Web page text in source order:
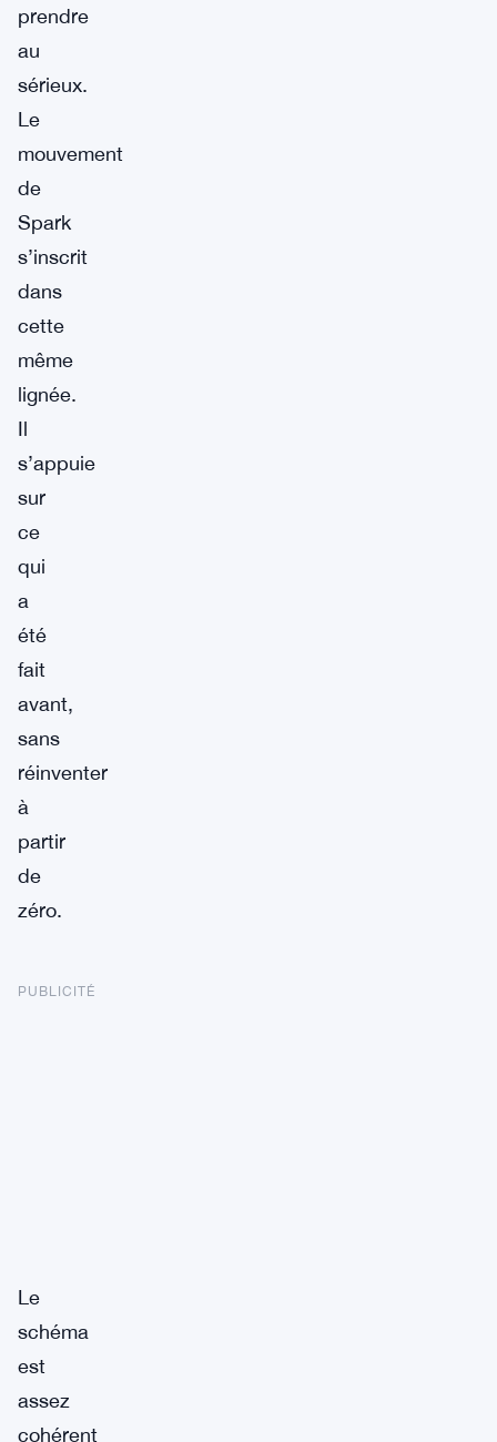
prendre
au
sérieux.
Le
mouvement
de
Spark
s’inscrit
dans
cette
même
lignée.
Il
s’appuie
sur
ce
qui
a
été
fait
avant,
sans
réinventer
à
partir
de
zéro.
PUBLICITÉ
Le
schéma
est
assez
cohérent